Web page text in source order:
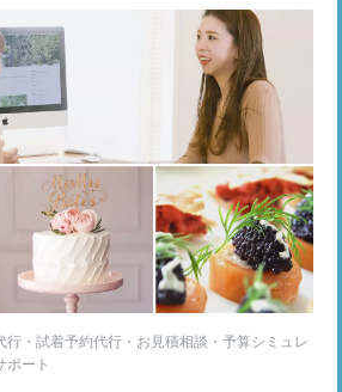
行・試着予約代行・お見積相談・予算シミュレ
ポート